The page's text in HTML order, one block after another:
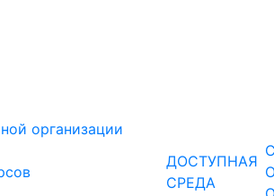
организации
ДОСТУПНАЯ
СРЕДА